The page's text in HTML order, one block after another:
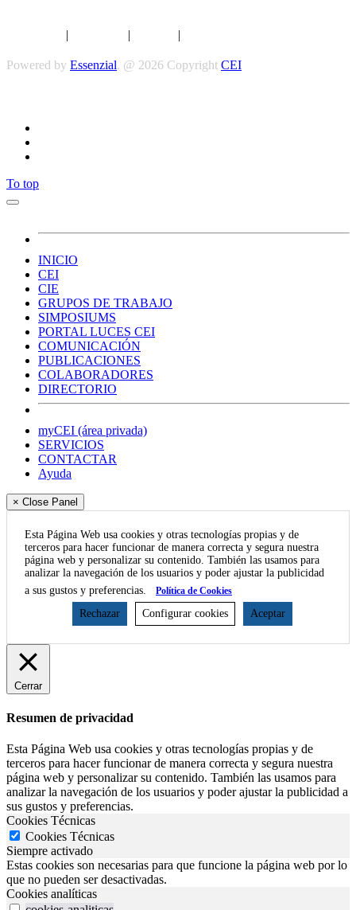
| | |
Powered by Essenzial. @ 2026 Copyright CEI
To top
INICIO
CEI
CIE
GRUPOS DE TRABAJO
SIMPOSIUMS
PORTAL LUCES CEI
COMUNICACIÓN
PUBLICACIONES
COLABORADORES
DIRECTORIO
myCEI (área privada)
SERVICIOS
CONTACTAR
Ayuda
× Close Panel
Esta Página Web usa cookies y otras tecnologías propias y de
terceros para hacer funcionar de manera correcta y segura nuestra
página web y personalizar su contenido. También las usamos para
analizar la navegación de los usuarios y poder ajustar la publicidad
a sus gustos y preferencias.
Política de Cookies
Rechazar Configurar cookies Aceptar
Cerrar
Resumen de privacidad
Esta Página Web usa cookies y otras tecnologías propias y de
terceros para hacer funcionar de manera correcta y segura nuestra
página web y personalizar su contenido. También las usamos para
analizar la navegación de los usuarios y poder ajustar la publicidad a
sus gustos y preferencias.
Cookies Técnicas
Cookies Técnicas
Siempre activado
Estas cookies son necesarias para que funcione la página web por lo
que no pueden ser desactivadas.
Cookies analíticas